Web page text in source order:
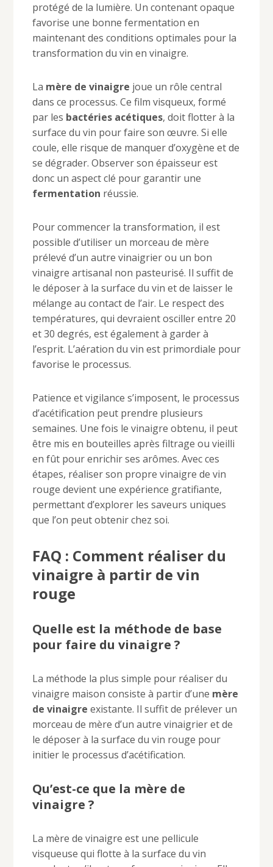
protégé de la lumière. Un contenant opaque
favorise une bonne fermentation en
maintenant des conditions optimales pour la
transformation du vin en vinaigre.
La mère de vinaigre joue un rôle central
dans ce processus. Ce film visqueux, formé
par les bactéries acétiques, doit flotter à la
surface du vin pour faire son œuvre. Si elle
coule, elle risque de manquer d’oxygène et de
se dégrader. Observer son épaisseur est
donc un aspect clé pour garantir une
fermentation réussie.
Pour commencer la transformation, il est
possible d’utiliser un morceau de mère
prélevé d’un autre vinaigrier ou un bon
vinaigre artisanal non pasteurisé. Il suffit de
le déposer à la surface du vin et de laisser le
mélange au contact de l’air. Le respect des
températures, qui devraient osciller entre 20
et 30 degrés, est également à garder à
l’esprit. L’aération du vin est primordiale pour
favorise le processus.
Patience et vigilance s’imposent, le processus
d’acétification peut prendre plusieurs
semaines. Une fois le vinaigre obtenu, il peut
être mis en bouteilles après filtrage ou vieilli
en fût pour enrichir ses arômes. Avec ces
étapes, réaliser son propre vinaigre de vin
rouge devient une expérience gratifiante,
permettant d’explorer les saveurs uniques
que l’on peut obtenir chez soi.
FAQ : Comment réaliser du
vinaigre à partir de vin
rouge
Quelle est la méthode de base
pour faire du vinaigre ?
La méthode la plus simple pour réaliser du
vinaigre maison consiste à partir d’une mère
de vinaigre existante. Il suffit de prélever un
morceau de mère d’un autre vinaigrier et de
le déposer à la surface du vin rouge pour
initier le processus d’acétification.
Qu’est-ce que la mère de
vinaigre ?
La mère de vinaigre est une pellicule
visqueuse qui flotte à la surface du vin